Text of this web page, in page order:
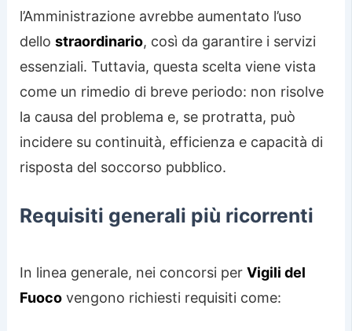
l’Amministrazione avrebbe aumentato l’uso
dellostraordinario, così da garantire i servizi
essenziali. Tuttavia, questa scelta viene vista
come un rimedio di breve periodo: non risolve
la causa del problema e, se protratta, può
incidere su continuità, efficienza e capacità di
risposta del soccorso pubblico.
Requisiti generali più ricorrenti
In linea generale, nei concorsi perVigili del
Fuoco vengono richiesti requisiti come: